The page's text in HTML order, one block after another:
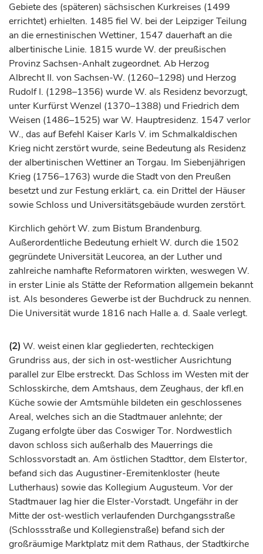
Gebiete des (späteren) sächsischen Kurkreises (1499
errichtet) erhielten. 1485 fiel W. bei der Leipziger Teilung
an die ernestinischen Wettiner, 1547 dauerhaft an die
albertinische Linie. 1815 wurde W. der preußischen
Provinz Sachsen-Anhalt zugeordnet. Ab Herzog
Albrecht II. von Sachsen-W. (1260–1298) und Herzog
Rudolf I. (1298–1356) wurde W. als Residenz bevorzugt,
unter KurfürstWenzel (1370–1388) und Friedrich dem
Weisen (1486–1525) war W. Hauptresidenz. 1547 verlor
W., das auf Befehl Kaiser Karls V. im Schmalkaldischen
Krieg nicht zerstört wurde, seine Bedeutung als Residenz
der albertinischen Wettiner an Torgau. Im Siebenjährigen
Krieg (1756–1763) wurde die Stadt von den Preußen
besetzt und zur Festung erklärt, ca. ein Drittel der Häuser
sowie Schloss und Universitätsgebäude wurden zerstört.
Kirchlich gehört W. zum Bistum Brandenburg.
Außerordentliche Bedeutung erhielt W. durch die 1502
gegründete Universität Leucorea, an der Luther und
zahlreiche namhafte Reformatoren wirkten, weswegen W.
in erster Linie als Stätte der Reformation allgemein bekannt
ist. Als besonderes Gewerbe ist der Buchdruck zu nennen.
Die Universität wurde 1816 nach Halle a. d. Saale verlegt.
(2) W. weist einen klar gegliederten, rechteckigen
Grundriss aus, der sich in ost-westlicher Ausrichtung
parallel zur Elbe erstreckt. Das Schloss im Westen mit der
Schlosskirche, dem Amtshaus, dem Zeughaus, der kfl.en
Küche sowie der Amtsmühle bildeten ein geschlossenes
Areal, welches sich an die Stadtmauer anlehnte; der
Zugang erfolgte über das Coswiger Tor. Nordwestlich
davon schloss sich außerhalb des Mauerrings die
Schlossvorstadt an. Am östlichen Stadttor, dem Elstertor,
befand sich das Augustiner-Eremitenkloster (heute
Lutherhaus) sowie das Kollegium Augusteum. Vor der
Stadtmauer lag hier die Elster-Vorstadt. Ungefähr in der
Mitte der ost-westlich verlaufenden Durchgangsstraße
(Schlossstraße und Kollegienstraße) befand sich der
großräumige Marktplatz mit dem Rathaus, der Stadtkirche